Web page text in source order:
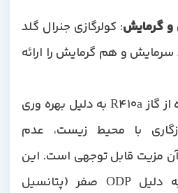
: کولرگازی جنرال گلد
و هم گرمایش را ارائه
: استفاده از گاز R410a به دلیل بهره وری
با محیط زیست، عدم
قابل توجهی است. این
مبرد همچنین به دلیل ODP صفر (پتانسیل